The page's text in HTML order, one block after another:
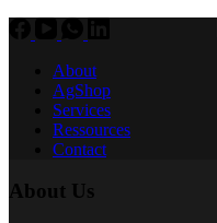
About
AgShop
Services
Ressources
Contact
About Us